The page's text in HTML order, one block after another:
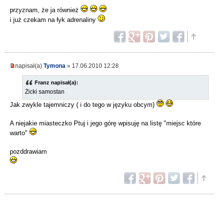
przyznam, że ja również
i już czekam na łyk adrenaliny
napisał(a) Tymona » 17.06.2010 12:28
Franz napisał(a):
Żicki samostan
Jak zwykle tajemniczy ( i do tego w języku obcym)
A niejakie miasteczko Ptuj i jego górę wpisuję na listę "miejsc które
warto"
pozddrawiam